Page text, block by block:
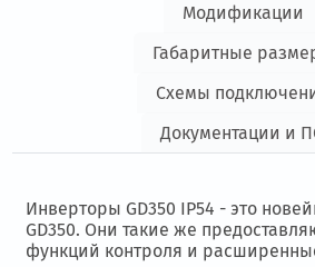
Модификации
Габаритные
Схемы
Документации и
Инверторы GD350 IP54 - это
GD350. Они такие же
функций контроля и